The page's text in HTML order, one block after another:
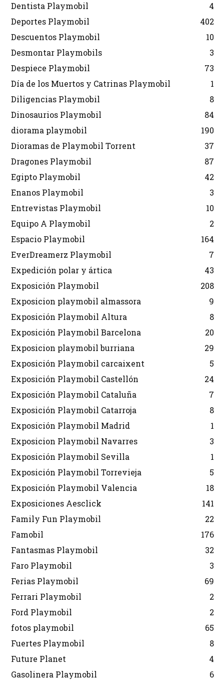
Dentista Playmobil
4
Deportes Playmobil
402
Descuentos Playmobil
10
Desmontar Playmobils
3
Despiece Playmobil
73
Día de los Muertos y Catrinas Playmobil
1
Diligencias Playmobil
8
Dinosaurios Playmobil
84
diorama playmobil
190
Dioramas de Playmobil Torrent
37
Dragones Playmobil
87
Egipto Playmobil
42
Enanos Playmobil
3
Entrevistas Playmobil
10
Equipo A Playmobil
2
Espacio Playmobil
164
EverDreamerz Playmobil
7
Expedición polar y ártica
43
Exposición Playmobil
208
Exposicion playmobil almassora
9
Exposición Playmobil Altura
8
Exposición Playmobil Barcelona
20
Exposicion playmobil burriana
29
Exposición Playmobil carcaixent
5
Exposición Playmobil Castellón
24
Exposición Playmobil Cataluña
7
Exposición Playmobil Catarroja
8
Exposición Playmobil Madrid
1
Exposicion Playmobil Navarres
3
Exposición Playmobil Sevilla
1
Exposición Playmobil Torrevieja
5
Exposición Playmobil Valencia
18
Exposiciones Aesclick
141
Family Fun Playmobil
22
Famobil
176
Fantasmas Playmobil
32
Faro Playmobil
3
Ferias Playmobil
69
Ferrari Playmobil
2
Ford Playmobil
2
fotos playmobil
65
Fuertes Playmobil
8
Future Planet
4
Gasolinera Playmobil
6